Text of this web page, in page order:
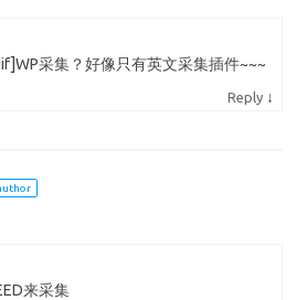
采集？好像只有英文采集插件~~~
Reply ↓
来采集